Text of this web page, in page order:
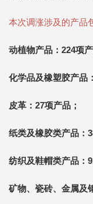
本次调涨涉及的产品
动植物产品：224项产
化学品及橡塑胶产品
皮革：27项产品；
纸类及橡胶类产品：
纺织及鞋帽类产品：
矿物、瓷砖、金属及